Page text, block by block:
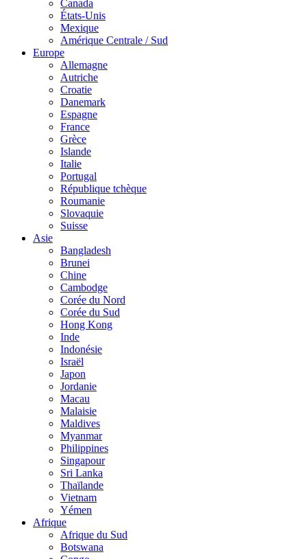
Canada
États-Unis
Mexique
Amérique Centrale / Sud
Europe
Allemagne
Autriche
Croatie
Danemark
Espagne
France
Grèce
Islande
Italie
Portugal
République tchèque
Roumanie
Slovaquie
Suisse
Asie
Bangladesh
Brunei
Chine
Cambodge
Corée du Nord
Corée du Sud
Hong Kong
Inde
Indonésie
Israël
Japon
Jordanie
Macau
Malaisie
Maldives
Myanmar
Philippines
Singapour
Sri Lanka
Thaïlande
Vietnam
Yémen
Afrique
Afrique du Sud
Botswana